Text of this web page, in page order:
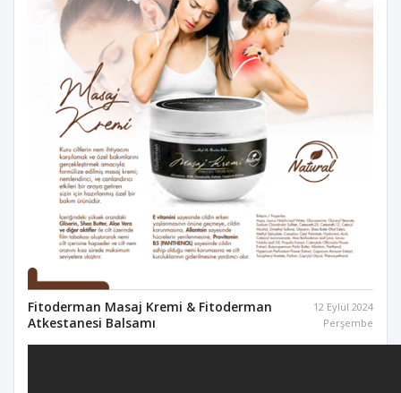
Fitoderman Masaj Kremi & Fitoderman
Atkestanesi Balsamı
12 Eylül 2024
Perşembe